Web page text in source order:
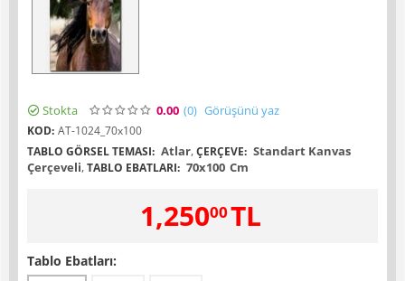
Stokta 0.00 (0) Görüşünü yaz
KOD: AT-1024_70x100
TABLO GÖRSEL TEMASI: Atlar,ÇERÇEVE: Standart Kanvas
Çerçeveli,TABLO EBATLARI: 70x100 Cm
1,25000TL
Tablo Ebatları: